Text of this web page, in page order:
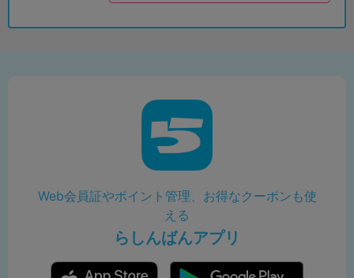
Web会員証やポイント管理、お得なクーポンも使
える
らしんばんアプリ